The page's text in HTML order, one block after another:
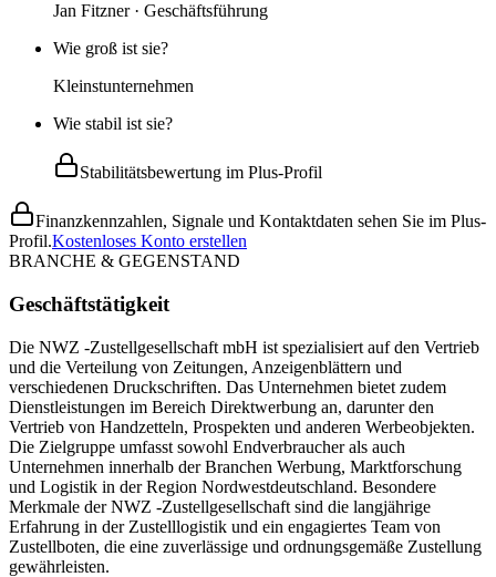
Jan Fitzner · Geschäftsführung
Wie groß ist sie?
Kleinstunternehmen
Wie stabil ist sie?
Stabilitätsbewertung im Plus-Profil
Finanzkennzahlen, Signale und Kontaktdaten sehen Sie im Plus-
Profil.Kostenloses Konto erstellen
BRANCHE & GEGENSTAND
Geschäftstätigkeit
Die NWZ -Zustellgesellschaft mbH ist spezialisiert auf den Vertrieb
und die Verteilung von Zeitungen, Anzeigenblättern und
verschiedenen Druckschriften. Das Unternehmen bietet zudem
Dienstleistungen im Bereich Direktwerbung an, darunter den
Vertrieb von Handzetteln, Prospekten und anderen Werbeobjekten.
Die Zielgruppe umfasst sowohl Endverbraucher als auch
Unternehmen innerhalb der Branchen Werbung, Marktforschung
und Logistik in der Region Nordwestdeutschland. Besondere
Merkmale der NWZ -Zustellgesellschaft sind die langjährige
Erfahrung in der Zustelllogistik und ein engagiertes Team von
Zustellboten, die eine zuverlässige und ordnungsgemäße Zustellung
gewährleisten.